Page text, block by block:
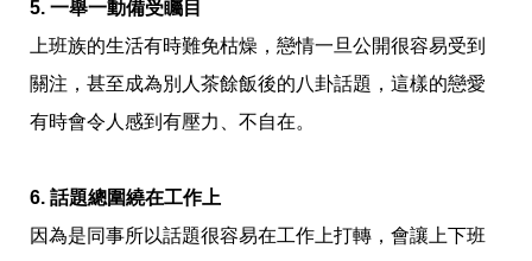
事
生
活
熱
鮮
優
5. 一舉一動備受矚目
上班族的生活有時難免枯燥，戀情一旦公開很容易受到
關注，甚至成為別人茶餘飯後的八卦話題，這樣的戀愛
有時會令人感到有壓力、不自在。
6. 話題總圍繞在工作上
因為是同事所以話題很容易在工作上打轉，會讓上下班